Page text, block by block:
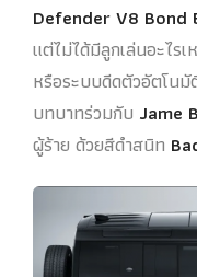
Defender V8 Bond
แต่ไม่ได้มีลูกเล่นอะไร
หรือระบบดีดตัวอัตโนมั
บทบาทร่วมกับ Jame
ผู้ร้าย ด้วยสีดำสนิท